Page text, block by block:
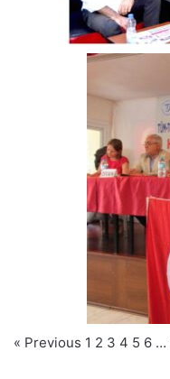
« Previous 1 2 3 4 5 6 …